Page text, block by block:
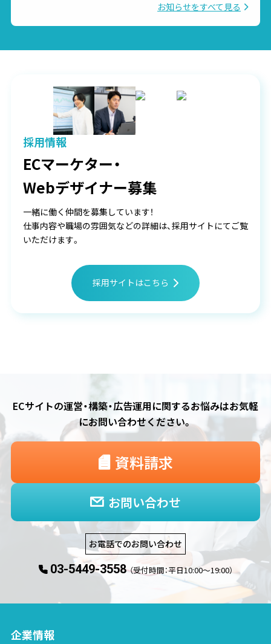
お知らせをすべて見る
採用情報
ECマーケター・
Webデザイナー募集
一緒に働く仲間を募集しています！
仕事内容や職場の雰囲気などの詳細は、採用サイトにてご覧
いただけます。
採用サイトはこちら
ECサイトの運営・構築・広告運用に関するお悩みはお気軽
にお問い合わせください。
お問い合わせ
資料請求
お電話でのお問い合わせ
03-5449-3558 （受付時間：平日10:00〜19:00）
企業情報